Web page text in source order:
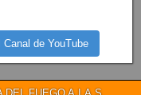
Canal de YouTube